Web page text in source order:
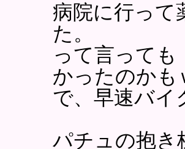
病院に行って
た。
って言って
かったのかも
で、早速バイ
パチュの抱き